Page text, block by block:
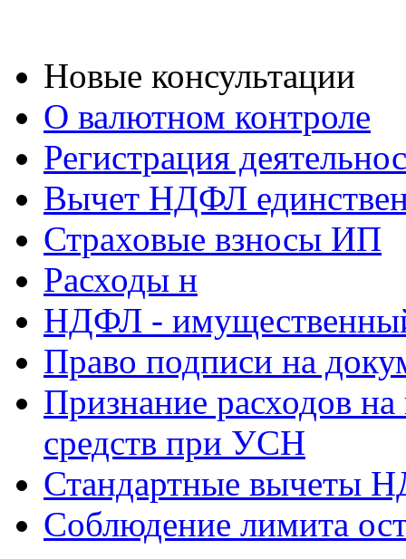
Новые консультации
О валютном контроле
Регистрация
Вычет НДФЛ
Страховые взносы ИП
Расходы н
НДФЛ -
Право подписи на
Признание расходов
средств при УСН
Стандартные вычеты
Соблюдение лимита